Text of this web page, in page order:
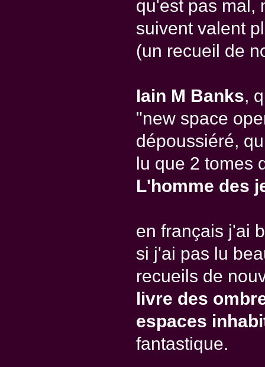
qu'est pas mal,
suivent valent
(un recueil de
Iain M Banks,
"new space
dépoussiéré,
lu que 2 tomes
L'homme des
en français j'ai
si j'ai pas lu
recueils de
livre des
espaces
fantastique.